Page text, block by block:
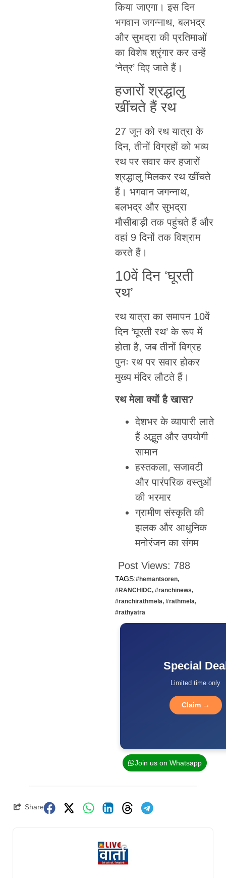
किया जाएगा। इस दिन
भगवान जगन्नाथ, बलभद्र
और सुभद्रा की प्रतिमाओं
का विशेष श्रृंगार कर उन्हें
‘नेत्र’ दिए जाते हैं।
हजारों श्रद्धालु
खींचते हैं रथ
27 जून को रथ यात्रा के
दिन, तीनों विग्रहों को भव्य
रथ पर सवार कर हजारों
श्रद्धालु मिलकर रथ खींचते
हैं। भगवान जगन्नाथ,
बलभद्र और सुभद्रा
मौसीबाड़ी तक पहुंचते हैं और
वहां 9 दिनों तक विश्राम
करते हैं।
10वें दिन ‘घूरती
रथ’
रथ यात्रा का समापन 10वें
दिन ‘घूरती रथ’ के रूप में
होता है, जब तीनों विग्रह
पुनः रथ पर सवार होकर
मुख्य मंदिर लौटते हैं।
रथ मेला क्यों है खास?
देशभर के व्यापारी लाते
हैं अद्भुत और उपयोगी
सामान
हस्तकला, सजावटी
और पारंपरिक वस्तुओं
की भरमार
ग्रामीण संस्कृति की
झलक और आधुनिक
मनोरंजन का संगम
Post Views: 788
TAGS:#hemantsoren,
#RANCHIDC, #ranchinews,
#ranchirathmela, #rathmela,
#rathyatra
Special
Limited time only
Claim →
Join us on Whatsapp
Share